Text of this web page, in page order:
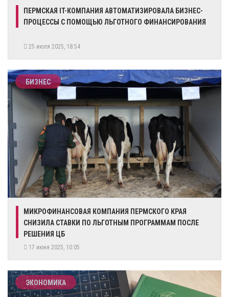
​ПЕРМСКАЯ IT-КОМПАНИЯ АВТОМАТИЗИРОВАЛА БИЗНЕС-
ПРОЦЕССЫ С ПОМОЩЬЮ ЛЬГОТНОГО ФИНАНСИРОВАНИЯ
25 июля 2025, 18:54
БИЗНЕС
МИКРОФИНАНСОВАЯ КОМПАНИЯ ПЕРМСКОГО КРАЯ
СНИЗИЛА СТАВКИ ПО ЛЬГОТНЫМ ПРОГРАММАМ ПОСЛЕ
РЕШЕНИЯ ЦБ
17 июня 2025, 10:05
ЭКОНОМИКА